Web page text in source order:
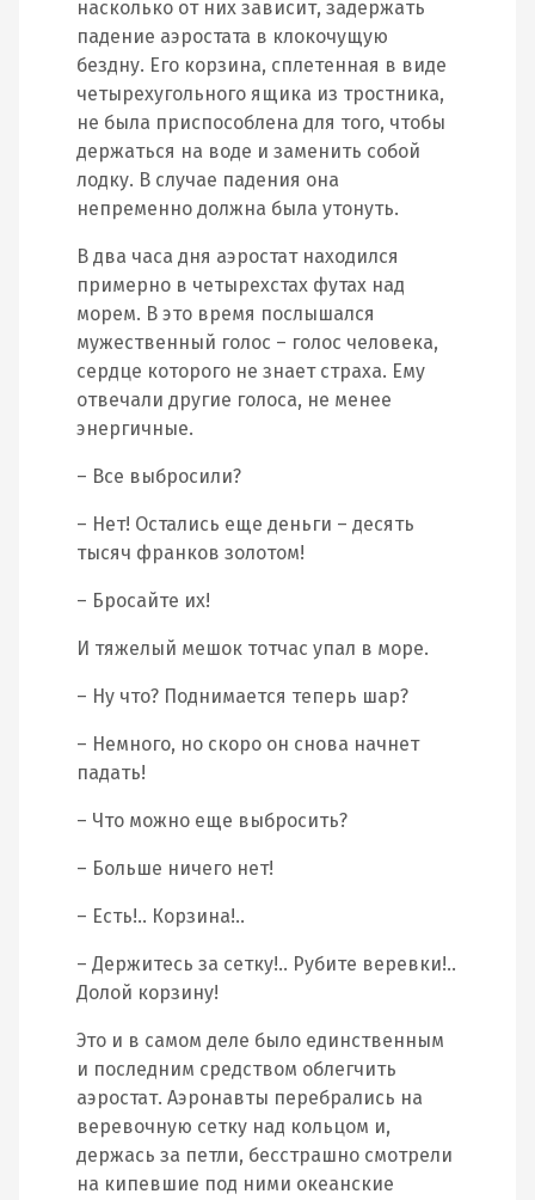
насколько от них зависит, задержать
падение аэростата в клокочущую
бездну. Его корзина, сплетенная в виде
четырехугольного ящика из тростника,
не была приспособлена для того, чтобы
держаться на воде и заменить собой
лодку. В случае падения она
непременно должна была утонуть.
В два часа дня аэростат находился
примерно в четырехстах футах над
морем. В это время послышался
мужественный голос – голос человека,
сердце которого не знает страха. Ему
отвечали другие голоса, не менее
энергичные.
– Все выбросили?
– Нет! Остались еще деньги – десять
тысяч франков золотом!
– Бросайте их!
И тяжелый мешок тотчас упал в море.
– Ну что? Поднимается теперь шар?
– Немного, но скоро он снова начнет
падать!
– Что можно еще выбросить?
– Больше ничего нет!
– Есть!.. Корзина!..
– Держитесь за сетку!.. Рубите веревки!..
Долой корзину!
Это и в самом деле было единственным
и последним средством облегчить
аэростат. Аэронавты перебрались на
веревочную сетку над кольцом и,
держась за петли, бесстрашно смотрели
на кипевшие под ними океанские